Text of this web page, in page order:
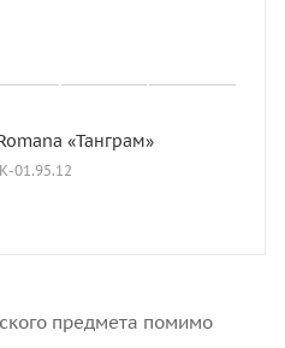
«Танграм»
01.95.12
предмета помимо